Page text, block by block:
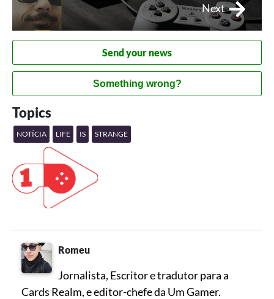
Next
Send your news
Something wrong?
Topics
NOTÍCIA LIFE IS STRANGE
Romeu
Jornalista, Escritor e tradutor para a
Cards Realm, e editor-chefe da Um Gamer.